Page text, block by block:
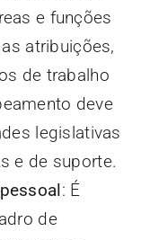
e funções
atribuições,
de trabalho
deve
legislativas
e de suporte.
: É
de